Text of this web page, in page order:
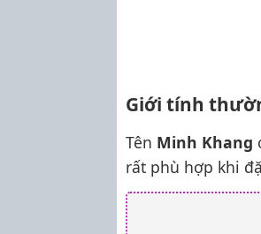
Giới tính
Tên Minh Khang
rất phù hợp khi